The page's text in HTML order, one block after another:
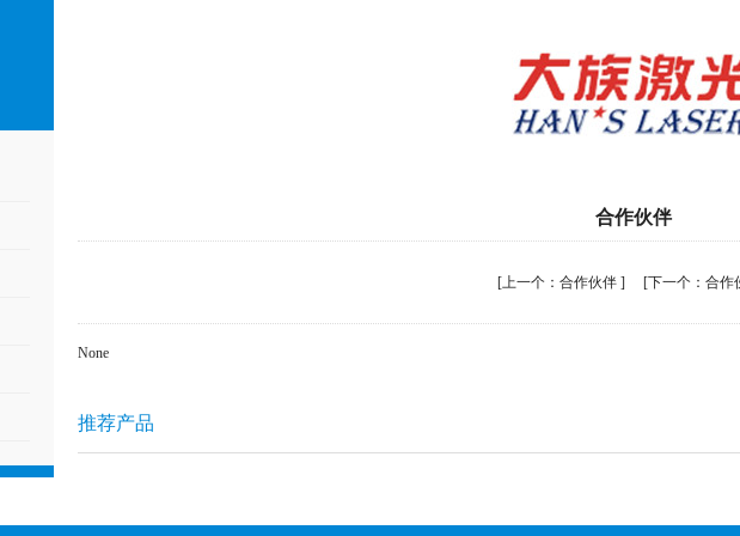
合作伙伴
[上一个： 合作伙伴 ] [下一个： 合作
None
推荐产品